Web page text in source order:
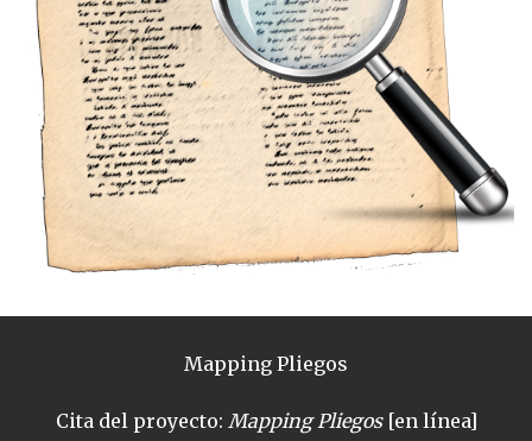
Mapping Pliegos
Cita del proyecto: Mapping Pliegos[en línea]